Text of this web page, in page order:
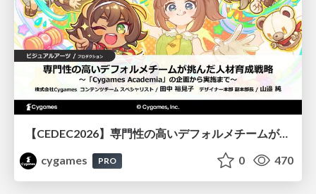
【CEDEC2026】専門性の高いデフォルメチームが挑んだ人材育成戦略 〜Cygames Academiaの企画から実施まで〜
cygames
PRO 0 470